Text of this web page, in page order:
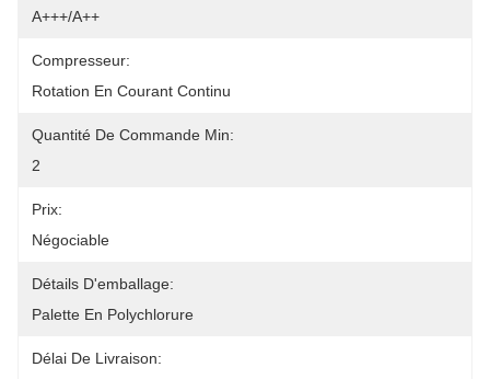
A+++/A++
Compresseur:
Rotation En Courant Continu
Quantité De Commande Min:
2
Prix:
Négociable
Détails D'emballage:
Palette En Polychlorure
Délai De Livraison: